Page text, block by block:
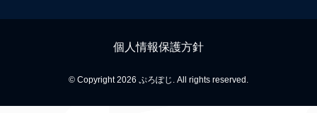
個人情報保護方針
© Copyright 2026 ぷろぽじ. All rights reserved.